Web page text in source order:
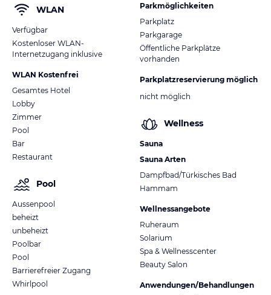
WLAN
Verfügbar
Kostenloser WLAN-
Internetzugang inklusive
WLAN Kostenfrei
Gesamtes Hotel
Lobby
Zimmer
Pool
Bar
Restaurant
Pool
Aussenpool
beheizt
unbeheizt
Poolbar
Pool
Barrierefreier Zugang
Whirlpool
Parkmöglichkeiten
Parkplatz
Parkgarage
Öffentliche Parkplätze
vorhanden
Parkplatzreservierung möglich
nicht möglich
Wellness
Sauna
Sauna Arten
Dampfbad/Türkisches Bad
Hammam
Wellnessangebote
Ruheraum
Solarium
Spa & Wellnesscenter
Beauty Salon
Anwendungen/Behandlungen